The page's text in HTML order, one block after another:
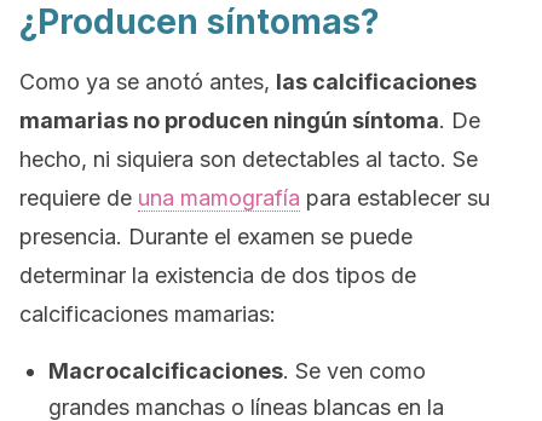
¿Producen síntomas?
Como ya se anotó antes, las calcificaciones
mamarias no producen ningún síntoma. De
hecho, ni siquiera son detectables al tacto. Se
requiere de una mamografía para establecer su
presencia. Durante el examen se puede
determinar la existencia de dos tipos de
calcificaciones mamarias:
Macrocalcificaciones. Se ven como
grandes manchas o líneas blancas en la